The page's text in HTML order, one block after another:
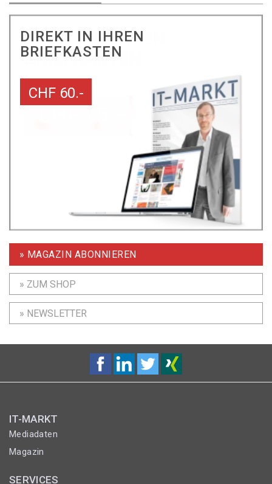
DIREKT IN IHREN
BRIEFKASTEN
CHF 60.-
» MAGAZIN ABONNIEREN
» ZUM SHOP
» NEWSLETTER
IT-MARKT
Mediadaten
Magazin
SERVICES